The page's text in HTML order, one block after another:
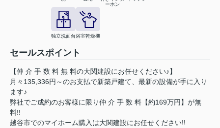
ーホン
独立洗面台浴室乾燥機
セールスポイント
【仲 介 手 数 料 無 料の大関建設にお任せください♪】
月々135,336円～のお支払で新築戸建て、最新の設備が手に入り
ます♪
弊社でご成約のお客様に限り仲 介 手 数 料【約169万円】が無
料!!
越谷市でのマイホーム購入は大関建設にお任せください!!